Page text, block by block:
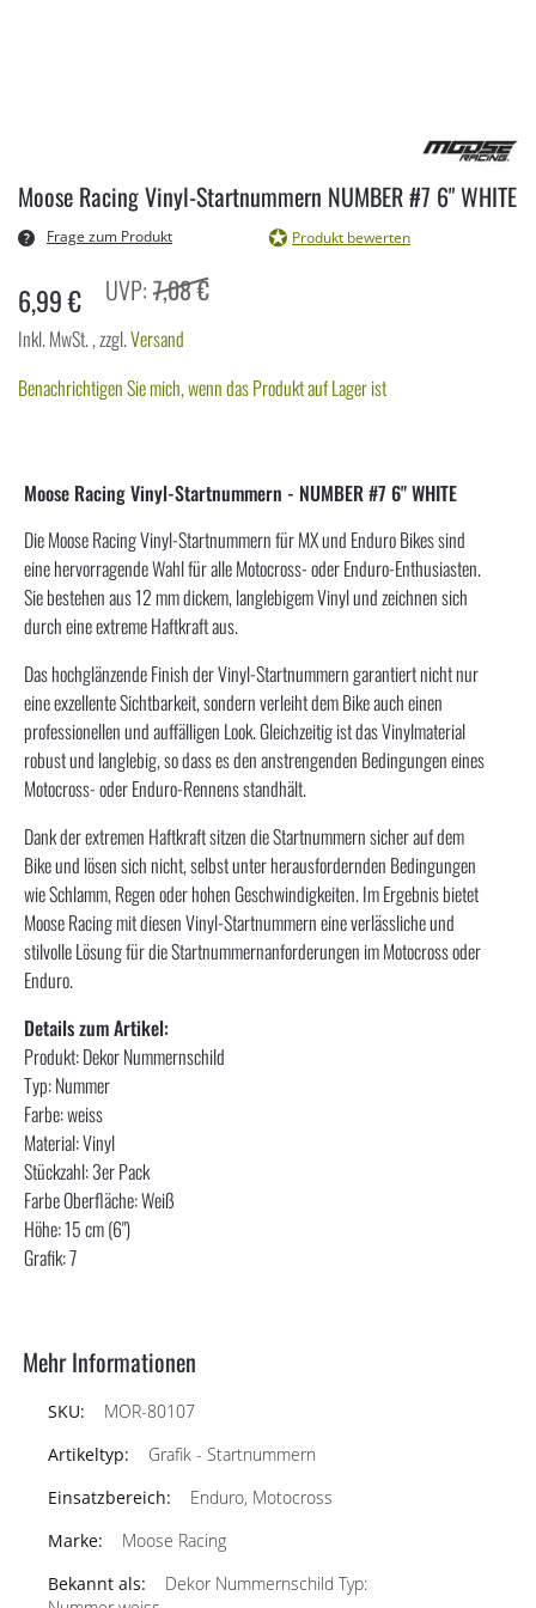
der
Bildergalerie
springen
Moose Racing Vinyl-Startnummern NUMBER #7 6" WHITE
Frage zum Produkt Produkt bewerten
6,99 € 7,08 €
Inkl. MwSt.,zzgl.Versand
Benachrichtigen Sie mich, wenn das Produkt auf Lager ist
Moose Racing Vinyl-Startnummern - NUMBER #7 6" WHITE
Die Moose Racing Vinyl-Startnummern für MX und Enduro Bikes sind
eine hervorragende Wahl für alle Motocross- oder Enduro-Enthusiasten.
Sie bestehen aus 12 mm dickem, langlebigem Vinyl und zeichnen sich
durch eine extreme Haftkraft aus.
Das hochglänzende Finish der Vinyl-Startnummern garantiert nicht nur
eine exzellente Sichtbarkeit, sondern verleiht dem Bike auch einen
professionellen und auffälligen Look. Gleichzeitig ist das Vinylmaterial
robust und langlebig, so dass es den anstrengenden Bedingungen eines
Motocross- oder Enduro-Rennens standhält.
Dank der extremen Haftkraft sitzen die Startnummern sicher auf dem
Bike und lösen sich nicht, selbst unter herausfordernden Bedingungen
wie Schlamm, Regen oder hohen Geschwindigkeiten. Im Ergebnis bietet
Moose Racing mit diesen Vinyl-Startnummern eine verlässliche und
stilvolle Lösung für die Startnummernanforderungen im Motocross oder
Enduro.
Details zum Artikel:
Produkt: Dekor Nummernschild
Typ: Nummer
Farbe: weiss
Material: Vinyl
Stückzahl: 3er Pack
Farbe Oberfläche: Weiß
Höhe: 15 cm (6")
Grafik: 7
Mehr Informationen
MOR-80107
Grafik - Startnummern
Enduro, Motocross
Moose Racing
Dekor Nummernschild Typ: